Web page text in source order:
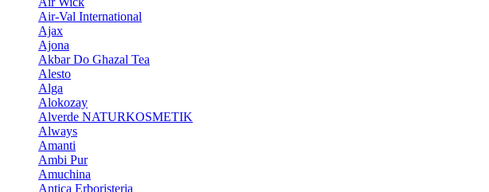
Air-Val International
Ajax
Ajona
Akbar Do Ghazal Tea
Alesto
Alga
Alokozay
Alverde NATURKOSMETIK
Always
Amanti
Ambi Pur
Amuchina
Antica Erboristeria